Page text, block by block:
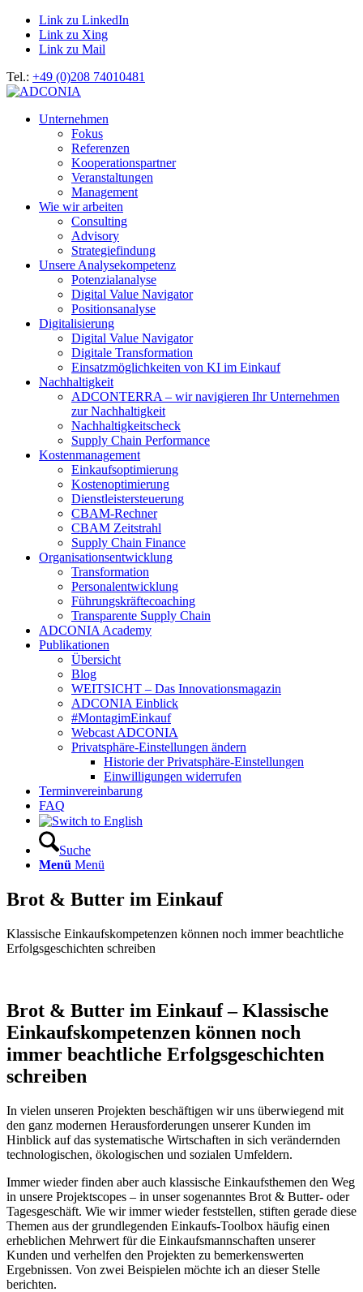
Link zu LinkedIn
Link zu Xing
Link zu Mail
Tel.: +49 (0)208 74010481
Unternehmen
Fokus
Referenzen
Kooperationspartner
Veranstaltungen
Management
Wie wir arbeiten
Consulting
Advisory
Strategiefindung
Unsere Analysekompetenz
Potenzialanalyse
Digital Value Navigator
Positionsanalyse
Digitalisierung
Digital Value Navigator
Digitale Transformation
Einsatzmöglichkeiten von KI im Einkauf
Nachhaltigkeit
ADCONTERRA – wir navigieren Ihr Unternehmen
zur Nachhaltigkeit
Nachhaltigkeitscheck
Supply Chain Performance
Kostenmanagement
Einkaufsoptimierung
Kostenoptimierung
Dienstleistersteuerung
CBAM-Rechner
CBAM Zeitstrahl
Supply Chain Finance
Organisationsentwicklung
Transformation
Personalentwicklung
Führungskräftecoaching
Transparente Supply Chain
ADCONIA Academy
Publikationen
Übersicht
Blog
WEITSICHT – Das Innovationsmagazin
ADCONIA Einblick
#MontagimEinkauf
Webcast ADCONIA
Privatsphäre-Einstellungen ändern
Historie der Privatsphäre-Einstellungen
Einwilligungen widerrufen
Terminvereinbarung
FAQ
Suche
Menü Menü
Brot & Butter im Einkauf
Klassische Einkaufskompetenzen können noch immer beachtliche
Erfolgsgeschichten schreiben
Brot & Butter im Einkauf – Klassische
Einkaufskompetenzen können noch
immer beachtliche Erfolgsgeschichten
schreiben
In vielen unseren Projekten beschäftigen wir uns überwiegend mit
den ganz modernen Herausforderungen unserer Kunden im
Hinblick auf das systematische Wirtschaften in sich verändernden
technologischen, ökologischen und sozialen Umfeldern.
Immer wieder finden aber auch klassische Einkaufsthemen den Weg
in unsere Projektscopes – in unser sogenanntes Brot & Butter- oder
Tagesgeschäft. Wie wir immer wieder feststellen, stiften gerade diese
Themen aus der grundlegenden Einkaufs-Toolbox häufig einen
erheblichen Mehrwert für die Einkaufsmannschaften unserer
Kunden und verhelfen den Projekten zu bemerkenswerten
Ergebnissen. Von zwei Beispielen möchte ich an dieser Stelle
berichten.